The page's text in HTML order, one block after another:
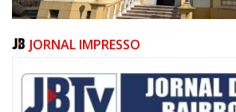
JORNAL IMPRESSO